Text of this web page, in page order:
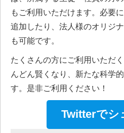
もご利用いただけます。必要
追加したり、法人様のオリジ
も可能です。
たくさんの方にご利用いただ
んどん賢くなり、新たな科学
す。是非ご利用ください！
Twitterでシ